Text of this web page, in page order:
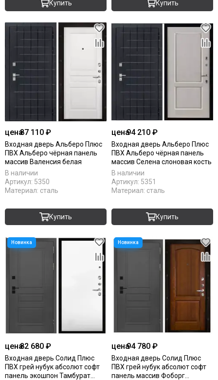
Купить Купить
цена87 110 ₽
Входная дверь Альберо Плюс
ПВХ Альберо чёрная панель
массив Валенсия белая
В наличии
Артикул: 5350
Материал: сталь
Купить
цена94 210 ₽
Входная дверь Альберо Плюс
ПВХ Альберо чёрная панель
массив Селена слоновая кость
В наличии
Артикул: 5351
Материал: сталь
Купить
цена82 680 ₽
Входная дверь Солид Плюс
ПВХ грей нубук абсолют софт
панель экошпон Тамбурат
цена94 780 ₽
Входная дверь Солид Плюс
ПВХ грей нубук абсолют софт
панель массив Фоборг